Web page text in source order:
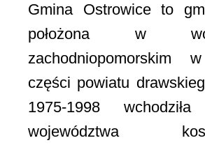
Gmina Ostrowice to
położona w
zachodniopomorskim
części powiatu
1975-1998
województwa